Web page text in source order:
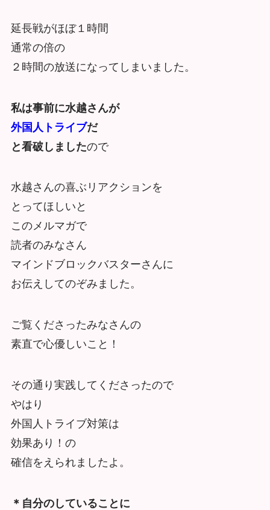
延長戦がほぼ１時間
通常の倍の
２時間の放送になってしまいました。
私は事前に水越さんが
外国人トライブだ
と看破しましたので
水越さんの喜ぶリアクションを
とってほしいと
このメルマガで
読者のみなさん
マインドブロックバスターさんに
お伝えしてのぞみました。
ご覧くださったみなさんの
素直で心優しいこと！
その通り実践してくださったので
やはり
外国人トライブ対策は
効果あり！の
確信をえられましたよ。
＊自分のしていることに